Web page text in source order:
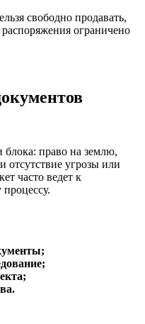
свободно продавать,
ограничено
право на землю,
отсутствие угрозы или
часто ведет к